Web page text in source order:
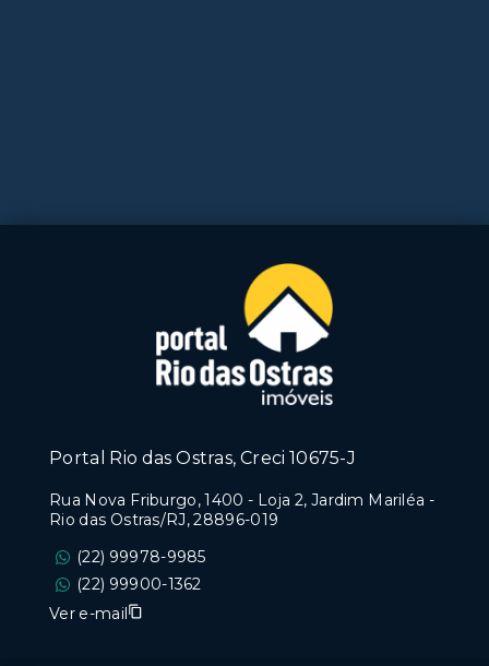
Portal Rio das Ostras, Creci 10675-J
Rua Nova Friburgo, 1400 - Loja 2, Jardim Mariléa -
Rio das Ostras/RJ, 28896-019
(22) 99978-9985
(22) 99900-1362
Ver e-mail